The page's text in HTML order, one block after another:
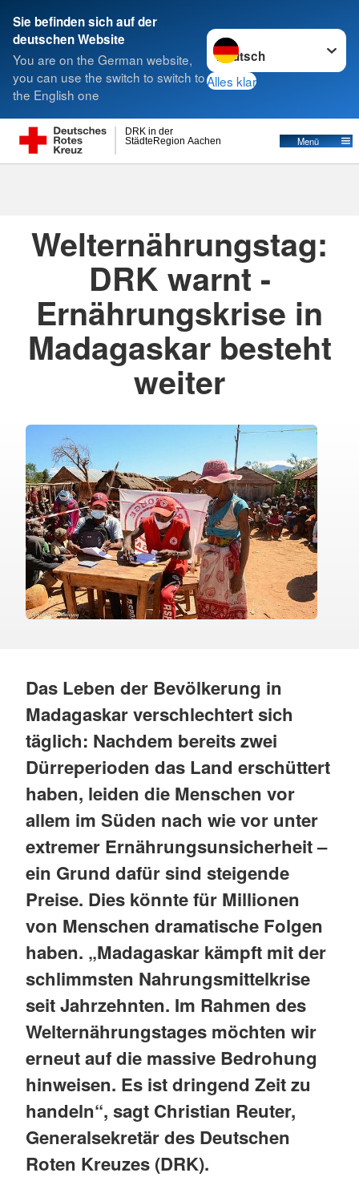
Sie befinden sich auf der
deutschen Website
You are on the German website,
you can use the switch to switch to
the English one
Sprache wechseln zu
Alles klar
StädteRegion Aachen
DRK in der
Menü
Suche
Welternährungstag:
DRK warnt -
Ernährungskrise in
Madagaskar besteht
weiter
Das Leben der Bevölkerung in
Madagaskar verschlechtert sich
täglich: Nachdem bereits zwei
Dürreperioden das Land erschüttert
haben, leiden die Menschen vor
allem im Süden nach wie vor unter
extremer Ernährungsunsicherheit –
ein Grund dafür sind steigende
Preise. Dies könnte für Millionen
von Menschen dramatische Folgen
haben. „Madagaskar kämpft mit der
schlimmsten Nahrungsmittelkrise
seit Jahrzehnten. Im Rahmen des
Welternährungstages möchten wir
erneut auf die massive Bedrohung
hinweisen. Es ist dringend Zeit zu
handeln“, sagt Christian Reuter,
Generalsekretär des Deutschen
Roten Kreuzes (DRK).